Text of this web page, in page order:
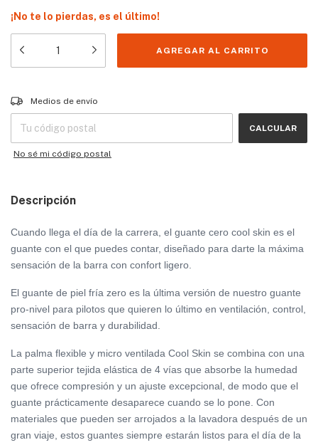
¡No te lo pierdas, es el último!
Entregas para el CP:
Medios de envío
CALCULAR
No sé mi código postal
Descripción
Cuando llega el día de la carrera, el guante cero cool skin es el
guante con el que puedes contar, diseñado para darte la máxima
sensación de la barra con confort ligero.
El guante de piel fría zero es la última versión de nuestro guante
pro-nivel para pilotos que quieren lo último en ventilación, control,
sensación de barra y durabilidad.
La palma flexible y micro ventilada Cool Skin se combina con una
parte superior tejida elástica de 4 vías que absorbe la humedad
que ofrece compresión y un ajuste excepcional, de modo que el
guante prácticamente desaparece cuando se lo pone. Con
materiales que pueden ser arrojados a la lavadora después de un
gran viaje, estos guantes siempre estarán listos para el día de la